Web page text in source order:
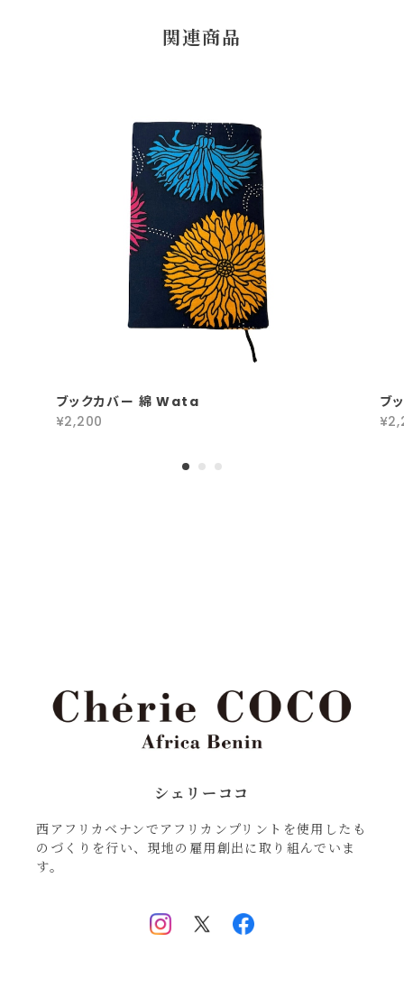
関連商品
ブックカバー 綿 Wata
¥2,200
ブ
シェリーココ
西アフリカベナンでアフリカンプリントを使用したも
のづくりを行い、現地の雇用創出に取り組んでいま
す。